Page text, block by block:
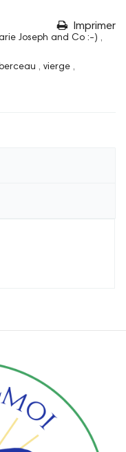
Imprimer
Joseph and Co :-) ,
, vierge ,